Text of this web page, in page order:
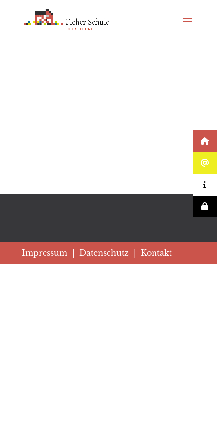
Impressum| Datenschutz Kontakt